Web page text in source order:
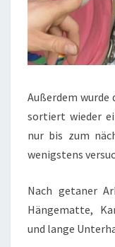
Außerdem wurde
sortiert wieder
nur bis zum
wenigstens
Nach getaner
Hängematte,
und lange